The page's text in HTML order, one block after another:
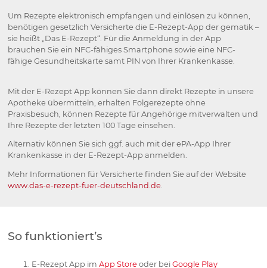
Um Rezepte elektronisch empfangen und einlösen zu können,
benötigen gesetzlich Versicherte die E⁠-⁠Rezept-App der gematik –
sie heißt „Das E⁠-⁠Rezept“. Für die Anmeldung in der App
brauchen Sie ein NFC-fähiges Smartphone sowie eine NFC-
fähige Gesundheitskarte samt PIN von Ihrer Krankenkasse.
Mit der E-Rezept App können Sie dann direkt Rezepte in unsere
Apotheke übermitteln, erhalten Folgerezepte ohne
Praxisbesuch, können Rezepte für Angehörige mitverwalten und
Ihre Rezepte der letzten 100 Tage einsehen.
Alternativ können Sie sich ggf. auch mit der ePA-App Ihrer
Krankenkasse in der E-Rezept-App anmelden.
Mehr Informationen für Versicherte finden Sie auf der Website
www.das-e-rezept-fuer-deutschland.de.
So funktioniert’s
E-Rezept App im App Storeoder bei Google Play